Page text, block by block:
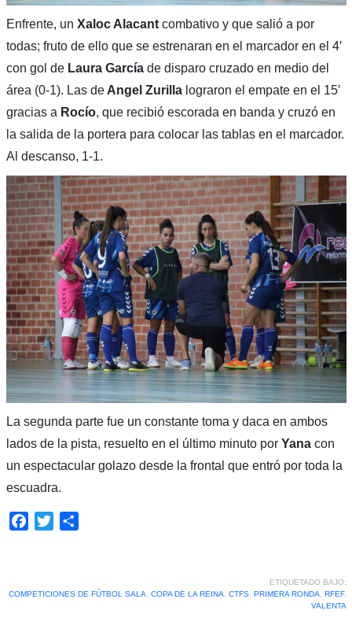
Enfrente, un Xaloc Alacant combativo y que salió a por
todas; fruto de ello que se estrenaran en el marcador en el 4′
con gol deLaura García de disparo cruzado en medio del
área (0-1). Las deAngel Zurillalograron el empate en el 15′
gracias a Rocío, que recibió escorada en banda y cruzó en
la salida de la portera para colocar las tablas en el marcador.
Al descanso, 1-1.
La segunda parte fue un constante toma y daca en ambos
lados de la pista, resuelto en el último minuto por Yana con
un espectacular golazo desde la frontal que entró por toda la
escuadra.
Facebook
Twitter
ETIQUETADO BAJO:
COMPETICIONES DE FÚTBOL SALA
COPA DE LA REINA CTFS, PRIMERA RONDA RFEF,
VALENTA